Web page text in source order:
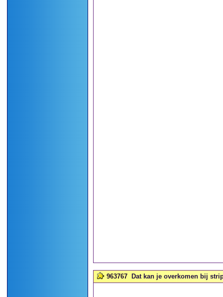
963767 Dat kan je overkomen bij